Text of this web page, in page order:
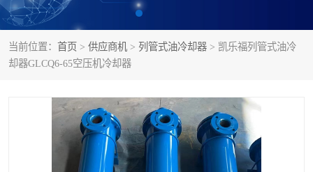
当前位置： 首页 > 供应商机 > 列管式油冷却器 > 凯乐福列管式油冷
却器GLCQ6-65空压机冷却器
液压马达
柱塞泵 方向阀
高压球阀 电机
列管式油冷却器